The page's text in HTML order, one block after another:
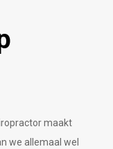
maakt
we allemaal wel